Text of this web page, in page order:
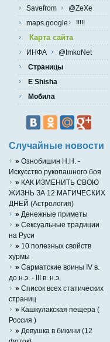
Savefrom
@ZeXe
maps.google
!!!!!
Карта сайта
ИНФА
@ImkoNet
Страницы
E Shisha
Мобила
Случайные новости
» Ознобишин Н.Н. -
Искусство рукопашного боя
» КАК ИЗМЕНИТЬ СВОЮ
ЖИЗНЬ ЗА 12 МАГИЧЕСКИХ
ДНЕЙ (Астрология)
» Денежные приметы
» Сексуальные традиции
на Руси
» 10 полезных свойств
хурмы
» Сарматские воины IV в.
до н.э. - III в. н.э.
» Список всех статических
страниц
» Кашкулакская пещера (
Россия )
» Девушка в бикини (12